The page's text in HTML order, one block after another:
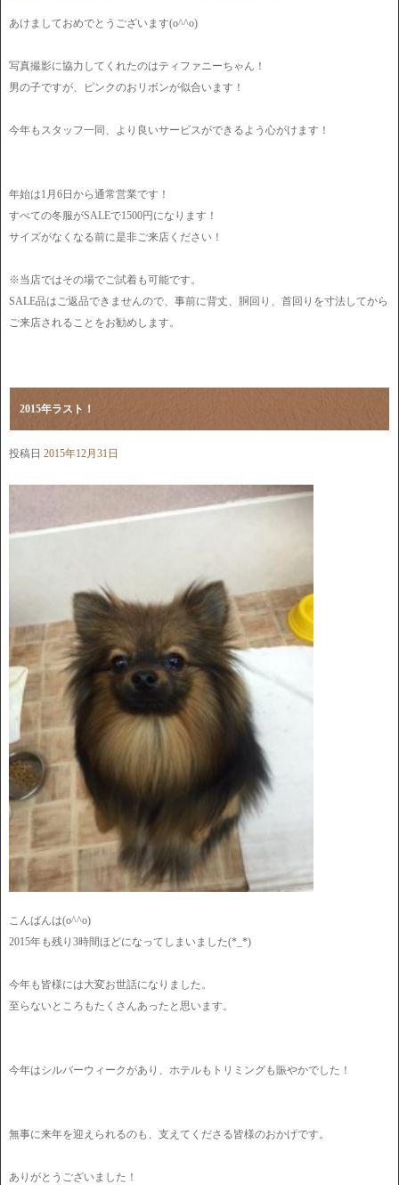
あけましておめでとうございます(o^^o)
写真撮影に協力してくれたのはティファニーちゃん！
男の子ですが、ピンクのおリボンが似合います！
今年もスタッフ一同、より良いサービスができるよう心がけます！
年始は1月6日から通常営業です！
すべての冬服がSALEで1500円になります！
サイズがなくなる前に是非ご来店ください！
※当店ではその場でご試着も可能です。
SALE品はご返品できませんので、事前に背丈、胴回り、首回りを寸法してから
ご来店されることをお勧めします。
2015年ラスト！
投稿日 2015年12月31日
こんばんは(o^^o)
2015年も残り3時間ほどになってしまいました(*_*)
今年も皆様には大変お世話になりました。
至らないところもたくさんあったと思います。
今年はシルバーウィークがあり、ホテルもトリミングも賑やかでした！
無事に来年を迎えられるのも、支えてくださる皆様のおかげです。
ありがとうございました！